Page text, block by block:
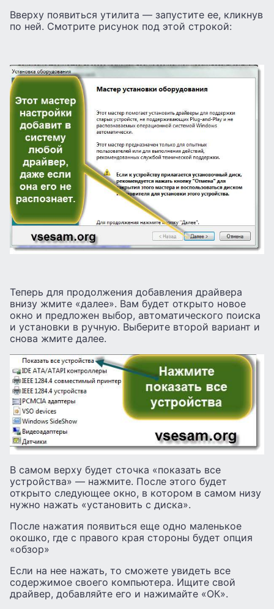
Вверху появиться утилита — запустите ее, кликнув
по ней. Смотрите рисунок под этой строкой:
Теперь для продолжения добавления драйвера
внизу жмите «далее». Вам будет открыто новое
окно и предложен выбор, автоматического поиска
и установки в ручную. Выберите второй вариант и
снова жмите далее.
В самом верху будет сточка «показать все
устройства» — нажмите. После этого будет
открыто следующее окно, в котором в самом низу
нужно нажать «установить с диска».
После нажатия появиться еще одно маленькое
окошко, где с правого края стороны будет опция
«обзор»
Если на нее нажать, то сможете увидеть все
содержимое своего компьютера. Ищите свой
драйвер, добавляйте его и нажимайте «ОК».